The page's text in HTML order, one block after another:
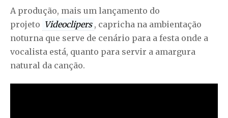
A produção, mais um lançamento do
projeto Videoclipers , capricha na ambientação
noturna que serve de cenário para a festa onde a
vocalista está, quanto para servir a amargura
natural da canção.